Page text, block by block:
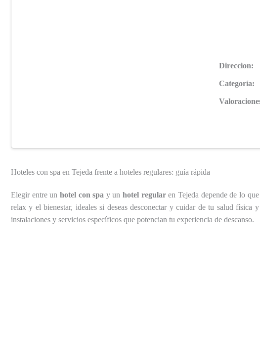
Direccion:
Categoría:
Hoteles con spa en Tejeda frente a hoteles regulares: guía rápida
Elegir entre un hotel con spa y unhotel regularen Tejeda depende de lo
relax y el bienestar, ideales si deseas desconectar y cuidar de tu salud
instalaciones y servicios específicos que potencian tu experiencia de descanso.